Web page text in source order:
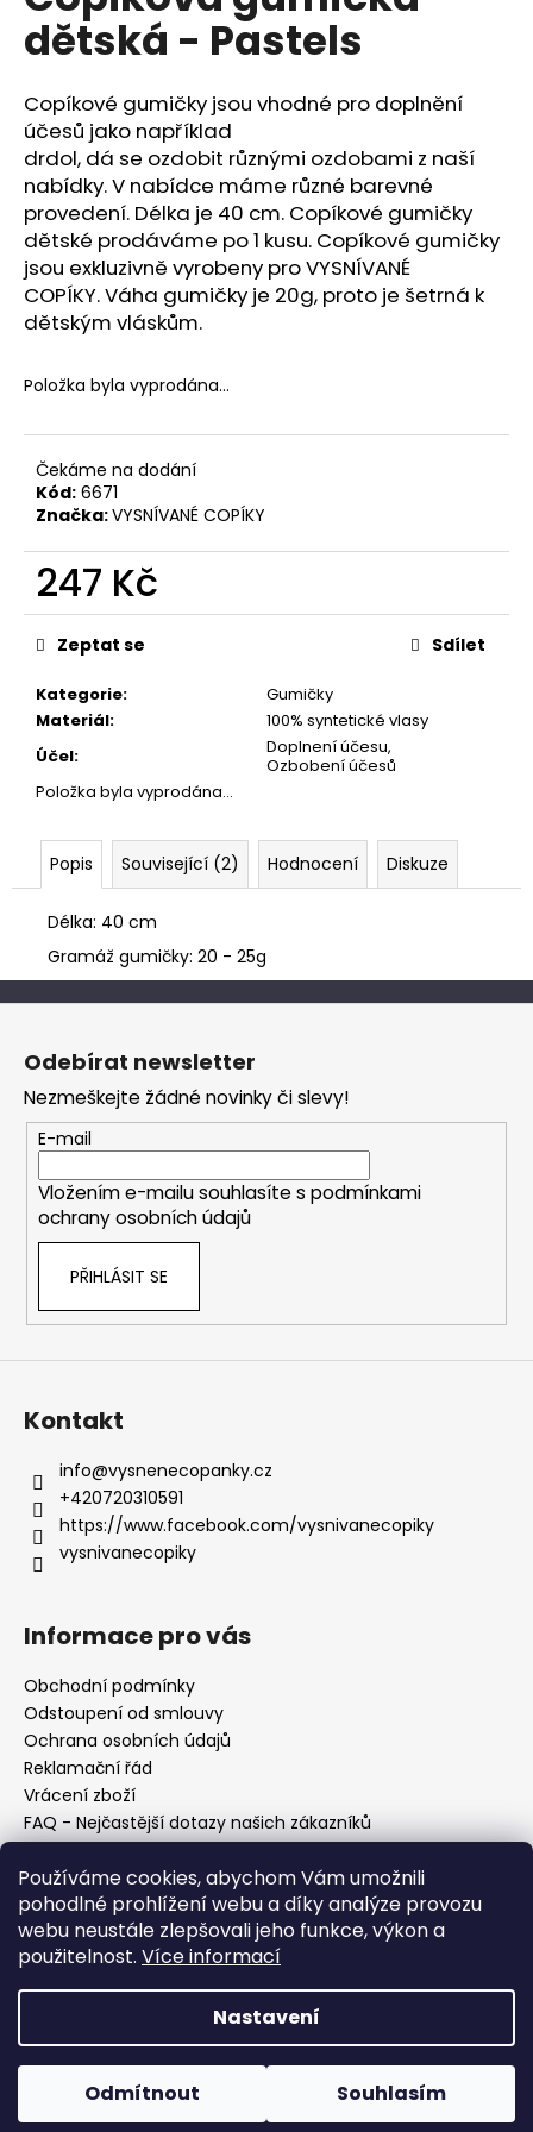
Používáme cookies, abychom Vám umožnili
pohodlné prohlížení webu a díky analýze provozu
webu neustále zlepšovali jeho funkce, výkon a
použitelnost. Více informací
Nastavení
Odmítnout Souhlasím
0,0
z
hvězdiček.
dětská - Pastels
Copíkové gumičky jsou vhodné pro doplnění
účesů jako například
drdol, dá se ozdobit různými ozdobami z naší
nabídky. V nabídce máme různé barevné
provedení. Délka je 40 cm. Copíkové gumičky
dětské prodáváme po 1 kusu. Copíkové gumičky
jsou exkluzivně vyrobeny pro VYSNÍVANÉ
COPÍKY. Váha gumičky je 20g, proto je šetrná k
dětským vláskům.
Položka byla vyprodána…
Čekáme na dodání
Kód: 6671
Značka:VYSNÍVANÉ COPÍKY
247 Kč
Měrná
cena:
Kategorie:
Gumičky
Materiál:
100% syntetické vlasy
Účel:
Doplnení účesu,
Ozbobení účesů
Položka byla vyprodána…
Zeptat se Sdílet
Popis Související (2) Hodnocení Diskuze
Délka: 40 cm
Gramáž gumičky: 20 - 25g
a
j
í
t
?
HLEDAT
D
p
o
u
u
e
m
Z
Odebírat newsletter
Nezmeškejte žádné novinky či slevy!
E-mail
Vložením e-mailu souhlasíte s podmínkami
ochrany osobních údajů
PŘIHLÁSIT SE
Kontakt
info@vysnenecopanky.cz
+420720310591
https://www.facebook.com/vysnivanecopiky
vysnivanecopiky
Informace pro vás
Obchodní podmínky
Odstoupení od smlouvy
Ochrana osobních údajů
Reklamační řád
Vrácení zboží
FAQ - Nejčastější dotazy našich zákazníků
Mapa braiderek
Kurz zapletání vlasů
Blog
O nás
Kontakt
Copyright 2026Vysněné copánky. Všechna práva